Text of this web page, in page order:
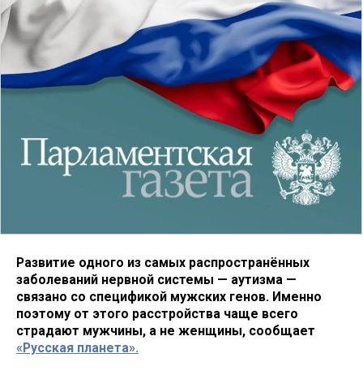
Развитие одного из самых распространённых
заболеваний нервной системы — аутизма —
связано со спецификой мужских генов. Именно
поэтому от этого расстройства чаще всего
страдают мужчины, а не женщины, сообщает
«Русская планета».